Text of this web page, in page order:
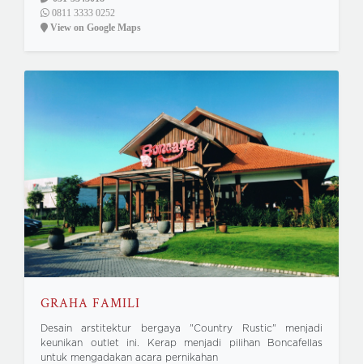
0811 3333 0252
View on Google Maps
GRAHA FAMILI
Desain arstitektur bergaya "Country Rustic" menjadi
keunikan outlet ini. Kerap menjadi pilihan Boncafellas
untuk mengadakan acara pernikahan